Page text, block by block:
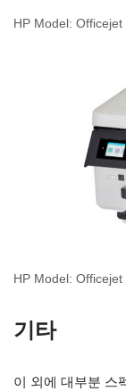
HP Model:
HP Model:
기타
이 외에 대부분 스